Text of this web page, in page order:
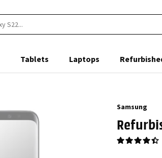
Tablets Laptops
Samsung